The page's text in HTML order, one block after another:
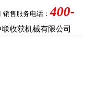
销售服务电话：400-